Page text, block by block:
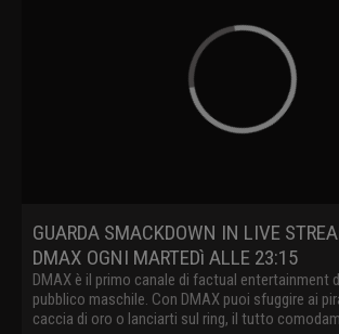
GUARDA SMACKDOWN IN LIVE
DMAX OGNI MARTEDì ALLE 23:15
DMAX è il primo canale di factual entertainment
pubblico maschile. Con DMAX puoi sfuggire ai
caccia di oro o lanciarti sul ring, il tutto